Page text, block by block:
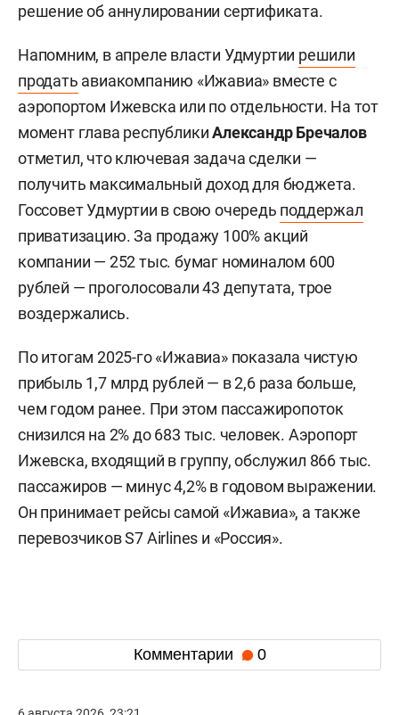
решение об аннулировании сертификата.
Напомним, в апреле власти Удмуртии решили
продать авиакомпанию «Ижавиа» вместе с
аэропортом Ижевска или по отдельности. На тот
момент глава республикиАлександр Бречалов
отметил, что ключевая задача сделки —
получить максимальный доход для бюджета.
Госсовет Удмуртии в свою очередь поддержал
приватизацию. За продажу 100% акций
компании — 252 тыс. бумаг номиналом 600
рублей — проголосовали 43 депутата, трое
воздержались.
По итогам 2025-го «Ижавиа» показала чистую
прибыль 1,7 млрд рублей — в 2,6 раза больше,
чем годом ранее. При этом пассажиропоток
снизился на 2% до 683 тыс. человек. Аэропорт
Ижевска, входящий в группу, обслужил 866 тыс.
пассажиров — минус 4,2% в годовом выражении.
Он принимает рейсы самой «Ижавиа», а также
перевозчиков S7 Airlines и «Россия».
Комментарии 0